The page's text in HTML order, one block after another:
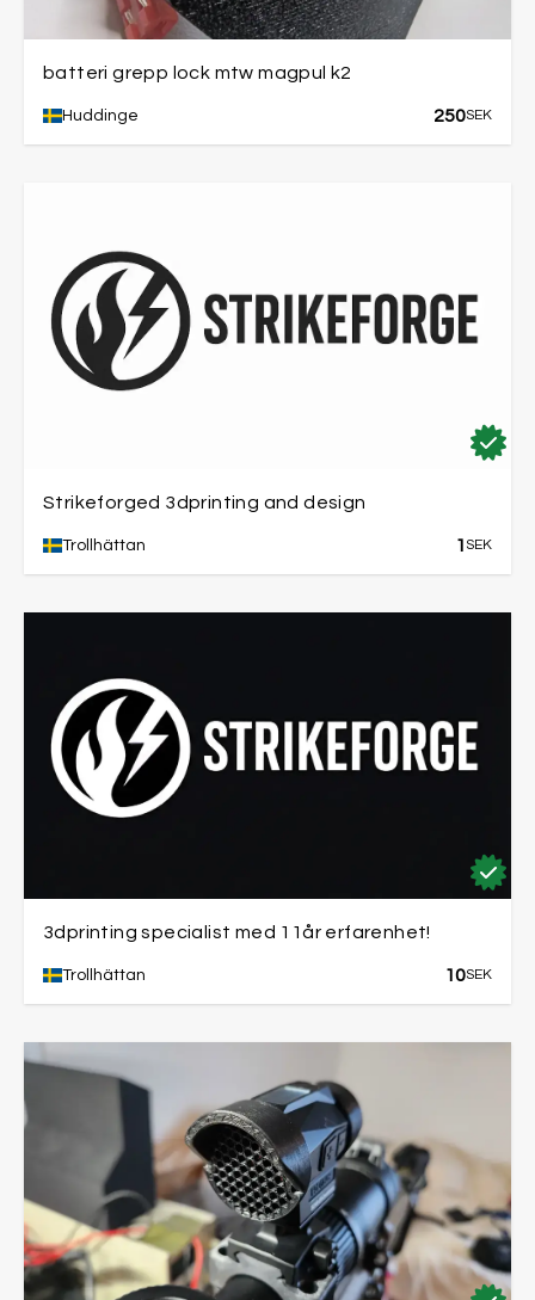
batteri grepp lock mtw magpul k2
Huddinge 250SEK
Strikeforged 3dprinting and design
Trollhättan 1 SEK
3dprinting specialist med 11år erfarenhet!
Trollhättan 10SEK